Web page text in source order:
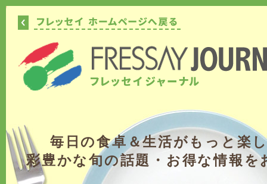
毎日の食卓＆生活がもっと楽
彩豊かな旬の話題・お得な情報を